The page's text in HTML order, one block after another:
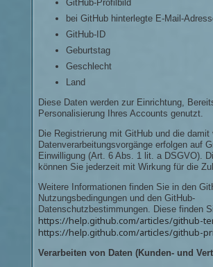
GitHub-Profilbild
bei GitHub hinterlegte E-Mail-
GitHub-ID
Geburtstag
Geschlecht
Land
Diese Daten werden zur Einrichtung,
Personalisierung Ihres Accounts genutzt.
Die Registrierung mit GitHub und die damit
Datenverarbeitungsvorgänge erfolgen auf
Einwilligung (Art. 6 Abs. 1 lit. a DSGVO).
können Sie jederzeit mit Wirkung für die
Weitere Informationen finden Sie in den
Nutzungsbedingungen und den GitHub-
Datenschutzbestimmungen. Diese finden
https://help.github.com/articles/github-
https://help.github.com/articles/github-
Verarbeiten von Daten (Kunden- und